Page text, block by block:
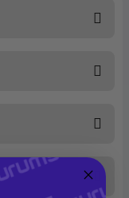
PCIe
Gen 3x4
NVMe